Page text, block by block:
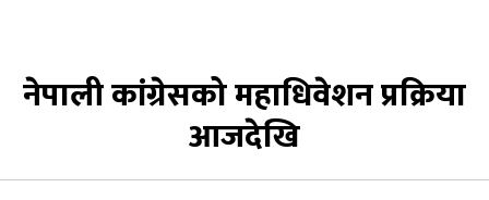
नेपाली कांग्रेसको महाधिवेशन प्रक्रिया
आजदेखि